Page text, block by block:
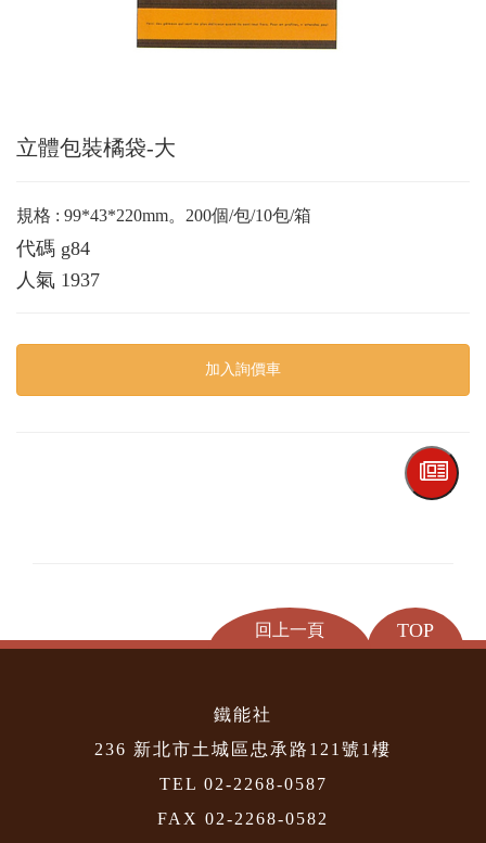
立體包裝橘袋-大
規格 : 99*43*220mm。200個/包/10包/箱
代碼 g84
人氣 1937
加入詢價車
TOP
回上一頁
鐵能社
236 新北市土城區忠承路121號1樓
TEL 02-2268-0587
FAX 02-2268-0582